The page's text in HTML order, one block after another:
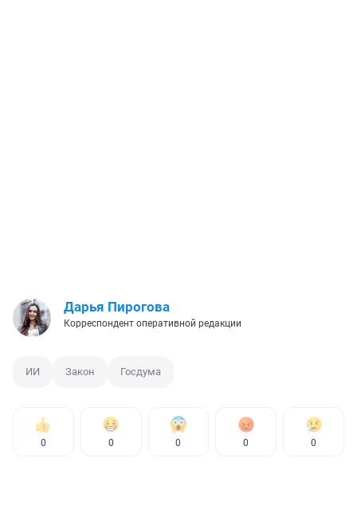
Дарья Пирогова
Корреспондент оперативной редакции
ИИ Закон Госдума
0 0 0 0 0